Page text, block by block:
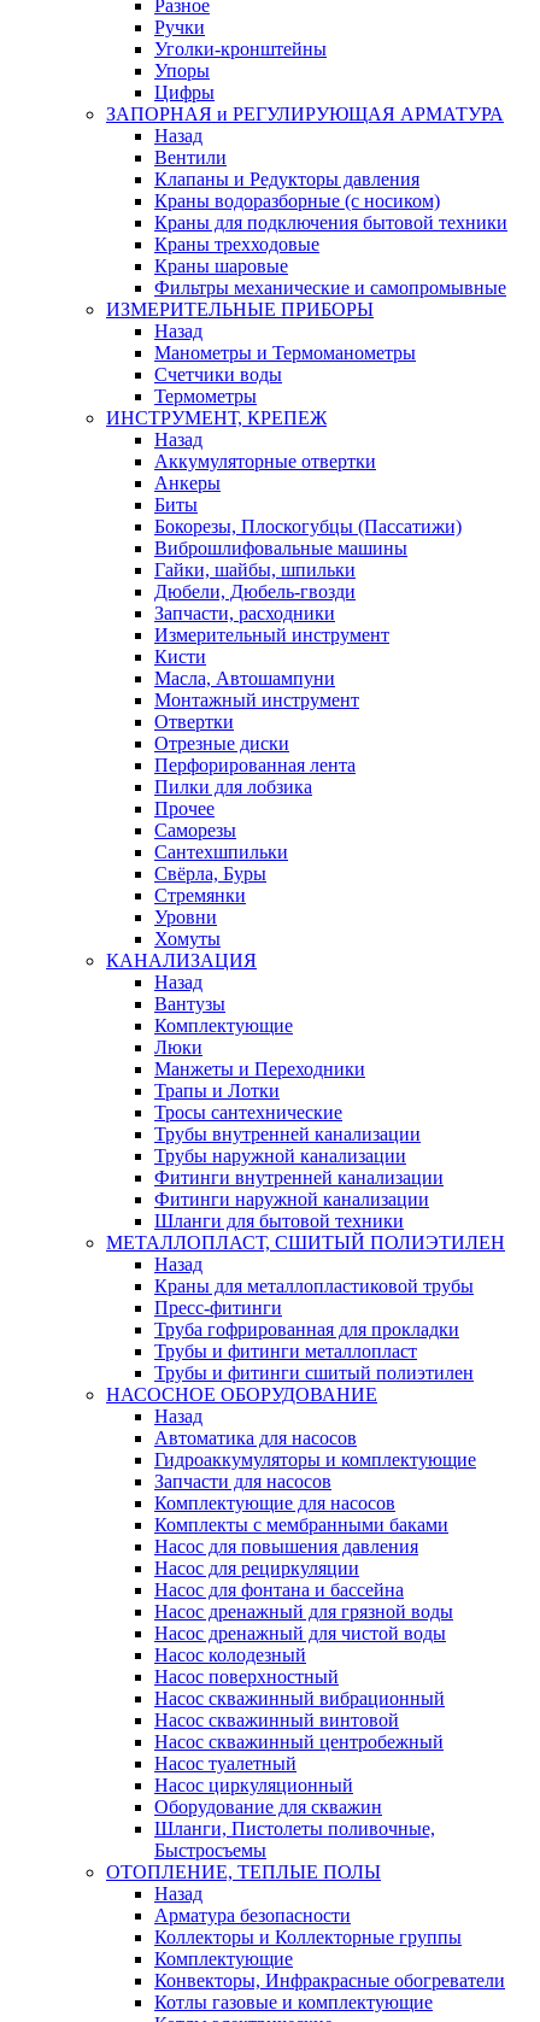
Разное
Ручки
Уголки-кронштейны
Упоры
Цифры
ЗАПОРНАЯ и РЕГУЛИРУЮЩАЯ АРМАТУРА
Назад
Вентили
Клапаны и Редукторы давления
Краны водоразборные (с носиком)
Краны для подключения бытовой техники
Краны трехходовые
Краны шаровые
Фильтры механические и самопромывные
ИЗМЕРИТЕЛЬНЫЕ ПРИБОРЫ
Назад
Манометры и Термоманометры
Счетчики воды
Термометры
ИНСТРУМЕНТ, КРЕПЕЖ
Назад
Аккумуляторные отвертки
Анкеры
Биты
Бокорезы, Плоскогубцы (Пассатижи)
Виброшлифовальные машины
Гайки, шайбы, шпильки
Дюбели, Дюбель-гвозди
Запчасти, расходники
Измерительный инструмент
Кисти
Масла, Автошампуни
Монтажный инструмент
Отвертки
Отрезные диски
Перфорированная лента
Пилки для лобзика
Прочее
Саморезы
Сантехшпильки
Свёрла, Буры
Стремянки
Уровни
Хомуты
КАНАЛИЗАЦИЯ
Назад
Вантузы
Комплектующие
Люки
Манжеты и Переходники
Трапы и Лотки
Тросы сантехнические
Трубы внутренней канализации
Трубы наружной канализации
Фитинги внутренней канализации
Фитинги наружной канализации
Шланги для бытовой техники
МЕТАЛЛОПЛАСТ, СШИТЫЙ ПОЛИЭТИЛЕН
Назад
Краны для металлопластиковой трубы
Пресс-фитинги
Труба гофрированная для прокладки
Трубы и фитинги металлопласт
Трубы и фитинги сшитый полиэтилен
НАСОСНОЕ ОБОРУДОВАНИЕ
Назад
Автоматика для насосов
Гидроаккумуляторы и комплектующие
Запчасти для насосов
Комплектующие для насосов
Комплекты с мембранными баками
Насос для повышения давления
Насос для рециркуляции
Насос для фонтана и бассейна
Насос дренажный для грязной воды
Насос дренажный для чистой воды
Насос колодезный
Насос поверхностный
Насос скважинный вибрационный
Насос скважинный винтовой
Насос скважинный центробежный
Насос туалетный
Насос циркуляционный
Оборудование для скважин
Шланги, Пистолеты поливочные,
Быстросъемы
ОТОПЛЕНИЕ, ТЕПЛЫЕ ПОЛЫ
Назад
Арматура безопасности
Коллекторы и Коллекторные группы
Комплектующие
Конвекторы, Инфракрасные обогреватели
Котлы газовые и комплектующие